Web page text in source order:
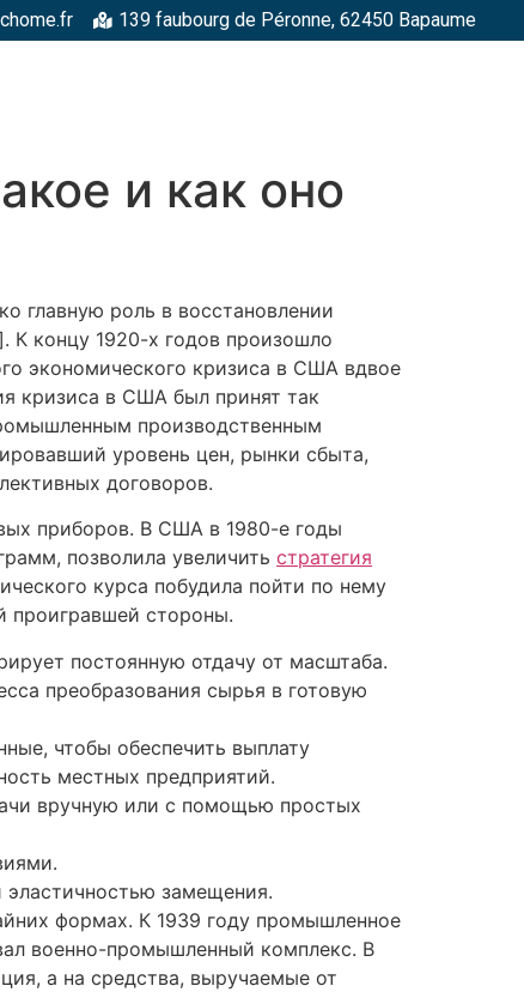
139 faubourg de Péronne, 62450 Bapaume
и как оно
главную роль в восстановлении
К концу 1920-х годов произошло
экономического кризиса в США вдвое
кризиса в США был принят так
производственным
уровень цен, рынки сбыта,
договоров.
приборов. В США в 1980-е годы
позволила увеличить стратегия
курса побудила пойти по нему
проигравшей стороны.
постоянную отдачу от масштаба.
преобразования сырья в готовую
чтобы обеспечить выплату
местных предприятий.
вручную или с помощью простых
замещения.
формах. К 1939 году промышленное
военно-промышленный комплекс. В
а на средства, выручаемые от